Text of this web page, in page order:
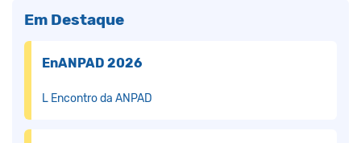
Em Destaque
EnANPAD 2026
L Encontro da ANPAD